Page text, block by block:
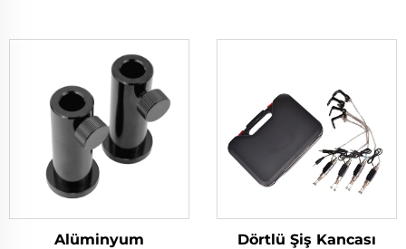
Alüminyum
Dörtlü Şiş Kancası